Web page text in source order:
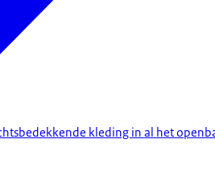
kleding in al het